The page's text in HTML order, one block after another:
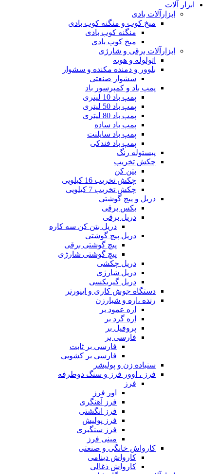
ابزار آلات
ابزارآلات بادی
میخ کوب و منگنه کوب بادی
منگنه کوب بادی
میخ کوب بادی
ابزارآلات برقی و شارژی
اتولوله و هویه
بلوور و دمنده مکنده و سشوار
سشوار صنعتی
پمپ باد و کمپرسور باد
پمپ باد 10 لیتری
پمپ باد 50 لیتری
پمپ باد 80 لیتری
پمپ باد ساده
پمپ باد سایلنت
پمپ باد فندکی
پیستوله رنگ
چکش تخریب
بتن کن
چکش تخریب 16 کیلویی
چکش تخریب 7 کیلویی
دریل و پیچ گوشتی
بکس برقی
دریل برقی
دریل بتن کن سه کاره
دریل پیچ گوشتی
پیچ گوشتی برقی
پیچ گوشتی شارژی
دریل چکشی
دریل شارژی
دریل گیربکسی
دستگاه جوش کاری و اینورتر
رنده ،اره و شیارزن
اره عمود بر
اره گرد بر
پروفیل بر
فارسی بر
فارسی بر ثابت
فارسی بر کشویی
سنباده زن و پولیشر
فرز ، اوور فرز و سنگ دوطرفه
فرز
اور فرز
فرز آهنگری
فرز انگشتی
فرز پولیش
فرز سنگبری
مینی فرز
کارواش خانگی و صنعتی
کارواش دینامی
کارواش ذغالی